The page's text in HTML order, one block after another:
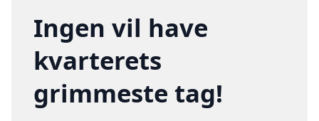
Ingen vil have
kvarterets
grimmeste tag!